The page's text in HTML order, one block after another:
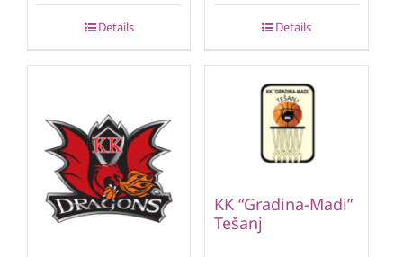
Details Details
KK “Gradina-Madi”
Tešanj